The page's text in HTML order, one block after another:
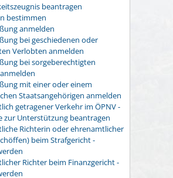
beantragen
bestimmen
anmelden
bei geschiedenen oder
Verlobten anmelden
bei sorgeberechtigten
mit einer oder einem
Staatsangehörigen anmelden
getragener Verkehr im ÖPNV -
zur Unterstützung beantragen
Richterin oder ehrenamtlicher
beim Strafgericht -
Richter beim Finanzgericht -